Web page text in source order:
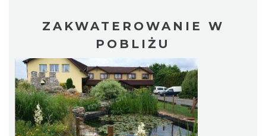
ZAKWATEROWANIE W
POBLIŻU